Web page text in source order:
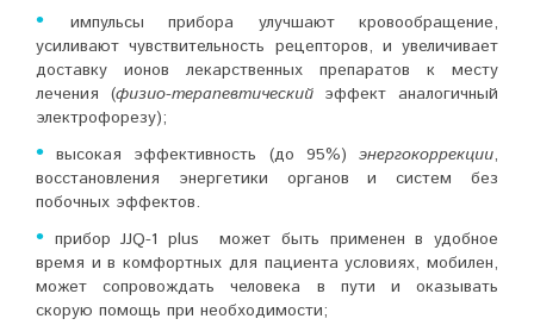
• импульсы прибора улучшают кровообращение,
усиливают чувствительность рецепторов, и увеличивает
доставку ионов лекарственных препаратов к месту
лечения (физио-терапевтическийэффект аналогичный
электрофорезу);
• высокая эффективность (до 95%) энергокоррекции,
восстановления энергетики органов и систем без
побочных эффектов.
• прибор JJQ-1 plus может быть применен в удобное
время и в комфортных для пациента условиях, мобилен,
может сопровождать человека в пути и оказывать
скорую помощь при необходимости;